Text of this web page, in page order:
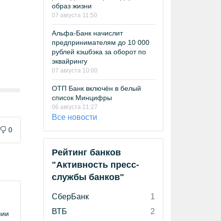
0
образ жизни
07 августа 11:50
Альфа-Банк начислит
предпринимателям до 10 000
рублей кэшбэка за оборот по
эквайрингу
07 августа 10:00
ОТП Банк включён в белый
список Минцифры
06 августа 21:27
Все новости
Рейтинг банков
"Активность пресс-
службы банков"
СберБанк
1
ВТБ
2